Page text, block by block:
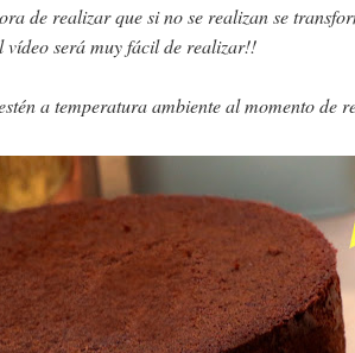
de realizar que si no se realizan se
vídeo será muy fácil de realizar!!
a temperatura ambiente al momento